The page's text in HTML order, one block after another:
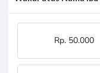
Rp. 50.000